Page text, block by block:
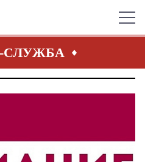
СЛУЖБА